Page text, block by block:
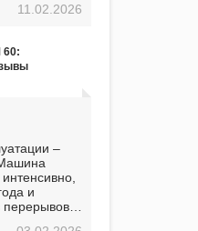
данный
сомневался
но в
пожалел.
от
с
11.02.2026
60:
–
и
перерывов.